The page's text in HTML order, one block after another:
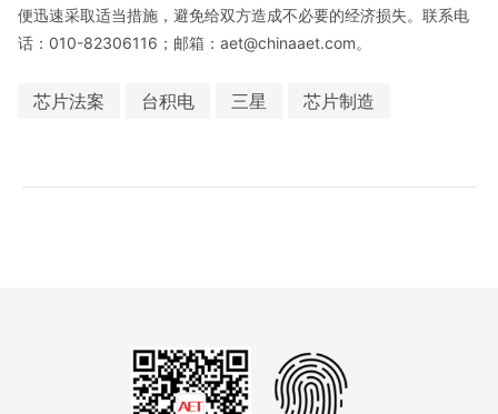
便迅速采取适当措施，避免给双方造成不必要的经济损失。联系电
话：010-82306116；邮箱：aet@chinaaet.com。
芯片法案 台积电 三星 芯片制造